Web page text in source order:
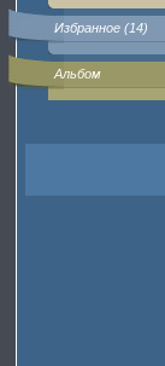
Избранное (14)
Альбом